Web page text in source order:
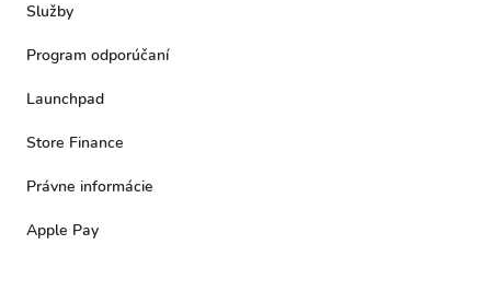
Služby
Program odporúčaní
Launchpad
Store Finance
Právne informácie
Apple Pay